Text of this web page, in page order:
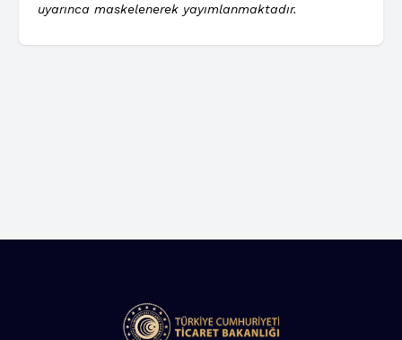
uyarınca maskelenerek yayımlanmaktadır.